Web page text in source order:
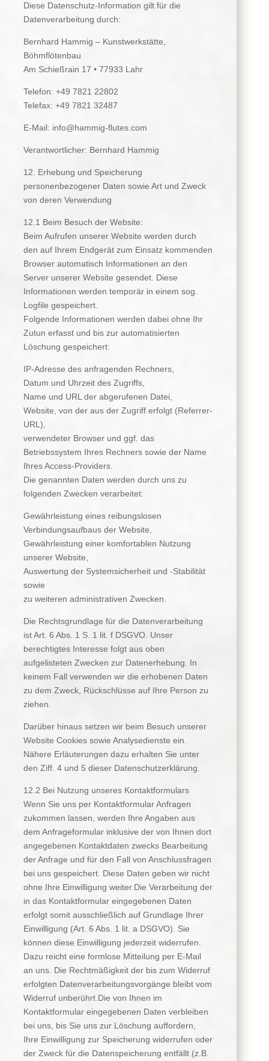
Diese Datenschutz-Information gilt für die
Datenverarbeitung durch:
Bernhard Hammig – Kunstwerkstätte,
Böhmflötenbau
Am Schießrain 17 • 77933 Lahr
Telefon: +49 7821 22802
Telefax: +49 7821 32487
E-Mail: info@hammig-flutes.com
Verantwortlicher: Bernhard Hammig
12. Erhebung und Speicherung
personenbezogener Daten sowie Art und Zweck
von deren Verwendung
12.1 Beim Besuch der Website:
Beim Aufrufen unserer Website werden durch
den auf Ihrem Endgerät zum Einsatz kommenden
Browser automatisch Informationen an den
Server unserer Website gesendet. Diese
Informationen werden temporär in einem sog.
Logfile gespeichert.
Folgende Informationen werden dabei ohne Ihr
Zutun erfasst und bis zur automatisierten
Löschung gespeichert:
IP-Adresse des anfragenden Rechners,
Datum und Uhrzeit des Zugriffs,
Name und URL der abgerufenen Datei,
Website, von der aus der Zugriff erfolgt (Referrer-
URL),
verwendeter Browser und ggf. das
Betriebssystem Ihres Rechners sowie der Name
Ihres Access-Providers.
Die genannten Daten werden durch uns zu
folgenden Zwecken verarbeitet:
Gewährleistung eines reibungslosen
Verbindungsaufbaus der Website,
Gewährleistung einer komfortablen Nutzung
unserer Website,
Auswertung der Systemsicherheit und -Stabilität
sowie
zu weiteren administrativen Zwecken.
Die Rechtsgrundlage für die Datenverarbeitung
ist Art. 6 Abs. 1 S. 1 lit. f DSGVO. Unser
berechtigtes Interesse folgt aus oben
aufgelisteten Zwecken zur Datenerhebung. In
keinem Fall verwenden wir die erhobenen Daten
zu dem Zweck, Rückschlüsse auf Ihre Person zu
ziehen.
Darüber hinaus setzen wir beim Besuch unserer
Website Cookies sowie Analysedienste ein.
Nähere Erläuterungen dazu erhalten Sie unter
den Ziff. 4 und 5 dieser Datenschutzerklärung.
12.2 Bei Nutzung unseres Kontaktformulars
Wenn Sie uns per Kontaktformular Anfragen
zukommen lassen, werden Ihre Angaben aus
dem Anfrageformular inklusive der von Ihnen dort
angegebenen Kontaktdaten zwecks Bearbeitung
der Anfrage und für den Fall von Anschlussfragen
bei uns gespeichert. Diese Daten geben wir nicht
ohne Ihre Einwilligung weiter.Die Verarbeitung der
in das Kontaktformular eingegebenen Daten
erfolgt somit ausschließlich auf Grundlage Ihrer
Einwilligung (Art. 6 Abs. 1 lit. a DSGVO). Sie
können diese Einwilligung jederzeit widerrufen.
Dazu reicht eine formlose Mitteilung per E-Mail
an uns. Die Rechtmäßigkeit der bis zum Widerruf
erfolgten Datenverarbeitungsvorgänge bleibt vom
Widerruf unberührt.Die von Ihnen im
Kontaktformular eingegebenen Daten verbleiben
bei uns, bis Sie uns zur Löschung auffordern,
Ihre Einwilligung zur Speicherung widerrufen oder
der Zweck für die Datenspeicherung entfällt (z.B.